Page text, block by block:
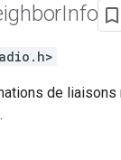
Info
de liaisons